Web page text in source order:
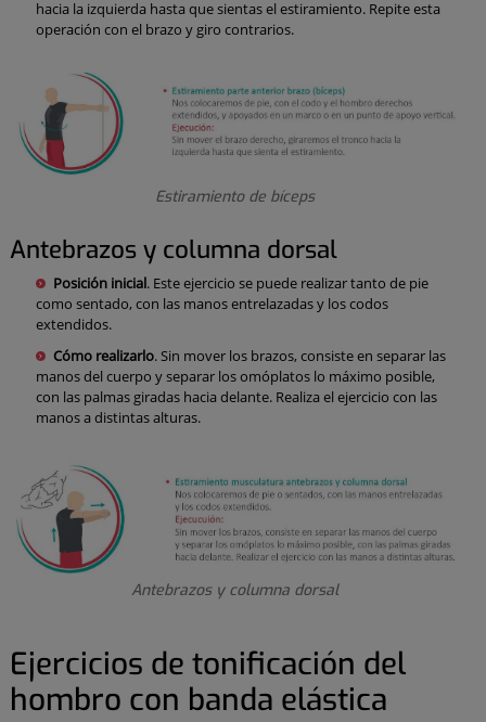
hacia la izquierda hasta que sientas el estiramiento. Repite esta
operación con el brazo y giro contrarios.
Estiramiento de bíceps
Antebrazos y columna dorsal
Posición inicial. Este ejercicio se puede realizar tanto de pie
como sentado, con las manos entrelazadas y los codos
extendidos.
Cómo realizarlo. Sin mover los brazos, consiste en separar las
manos del cuerpo y separar los omóplatos lo máximo posible,
con las palmas giradas hacia delante. Realiza el ejercicio con las
manos a distintas alturas.
Antebrazos y columna dorsal
Ejercicios de tonificación del
hombro con banda elástica